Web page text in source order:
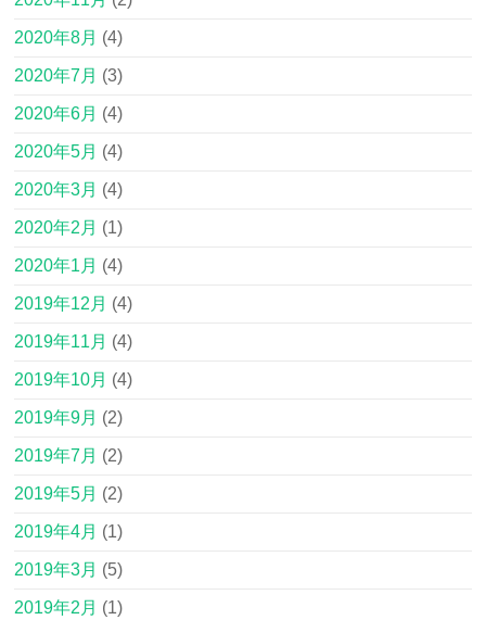
2020年8月 (4)
2020年7月 (3)
2020年6月 (4)
2020年5月 (4)
2020年3月 (4)
2020年2月 (1)
2020年1月 (4)
2019年12月 (4)
2019年11月 (4)
2019年10月 (4)
2019年9月 (2)
2019年7月 (2)
2019年5月 (2)
2019年4月 (1)
2019年3月 (5)
2019年2月 (1)